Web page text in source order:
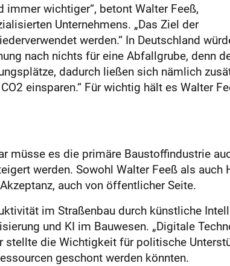
wichtiger“, betont Walter Feeß,
Unternehmens. „Das Ziel der
werden.“ In Deutschland
nach nichts für eine Abfallgrube, denn
dadurch ließen sich nämlich
einsparen.“ Für wichtig hält es Walter
müsse es die primäre Baustoffindustrie
werden. Sowohl Walter Feeß als auch
auch von öffentlicher Seite.
im Straßenbau durch künstliche
und KI im Bauwesen. „Digitale
stellte die Wichtigkeit für politische
geschont werden könnten.